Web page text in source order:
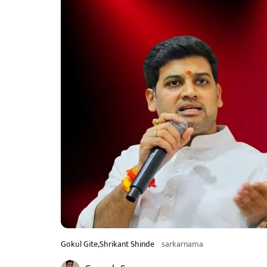
Gokul Gite,Shrikant Shinde sarkarnama